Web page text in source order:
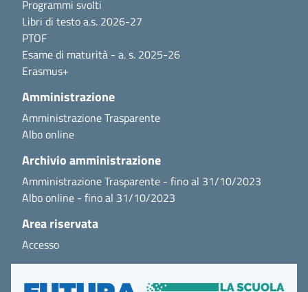
Programmi svolti
Libri di testo a.s. 2026-27
PTOF
Esame di maturità - a. s. 2025-26
Erasmus+
Amministrazione
Amministrazione Trasparente
Albo online
Archivio amministrazione
Amministrazione Trasparente - fino al 31/10/2023
Albo online - fino al 31/10/2023
Area riservata
Accesso